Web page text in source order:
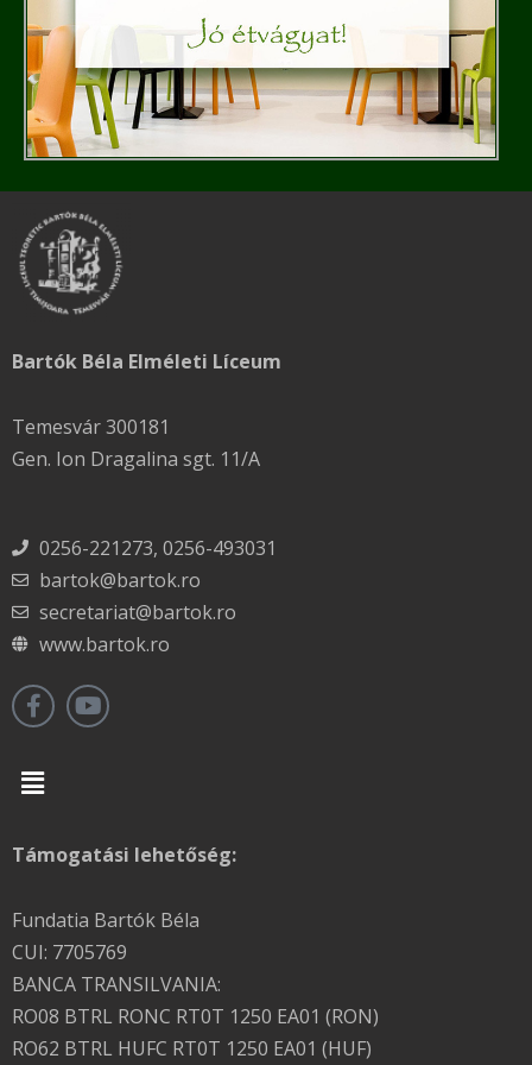
Bartók Béla Elméleti Líceum
Temesvár 300181
Gen. Ion Dragalina sgt. 11/A
0256-221273, 0256-493031
bartok@bartok.ro
secretariat@bartok.ro
www.bartok.ro
Menu
Támogatási lehetőség:
Fundatia Bartók Béla
CUI: 7705769
BANCA TRANSILVANIA:
RO08 BTRL RONC RT0T 1250 EA01 (RON)
RO62 BTRL HUFC RT0T 1250 EA01 (HUF)